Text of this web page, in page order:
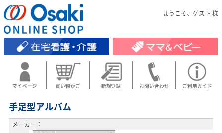
ようこそ、ゲスト 様
マイページ 買い物かご 新規登録 お問い合わせ ご利用ガイド
手足型アルバム
メーカー：